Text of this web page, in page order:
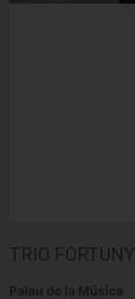
TRIO FORTUNY
Palau de la Música